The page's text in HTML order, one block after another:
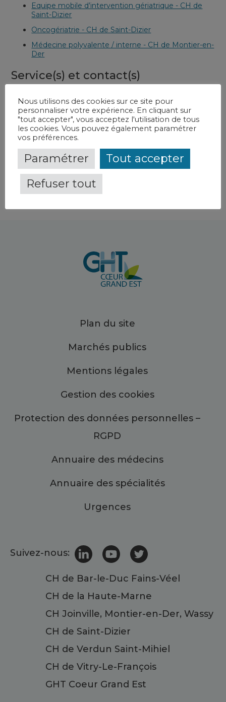
Equipe mobile d’intervention gériatrique - CH de
Saint-Dizier
Oncogériatrie - CH de Saint-Dizier
Médecine polyvalente / interne - CH de Montier-en-
Der
Service(s) et contact(s)
Court séjour gériatrique
CH de Saint-Dizier
Equipe mobile d’intervention gériatrique-CH de
Saint-Dizier
Oncogériatrie
Médecine polyvalente-CH de Montier-en-Der
Plan du site
Marchés publics
Mentions légales
Gestion des cookies
Protection des données personnelles –
RGPD
Annuaire des médecins
Annuaire des spécialités
Urgences
Suivez-nous:
CH de Bar-le-Duc Fains-Véel
CH de la Haute-Marne
CH Joinville, Montier-en-Der, Wassy
CH de Saint-Dizier
CH de Verdun Saint-Mihiel
CH de Vitry-Le-François
GHT Coeur Grand Est
Nous utilisons des cookies sur ce site pour
personnaliser votre expérience. En cliquant sur
"tout accepter", vous acceptez l'utilisation de tous
les cookies. Vous pouvez également paramétrer
vos préférences.
Paramétrer
Tout accepter
Refuser tout